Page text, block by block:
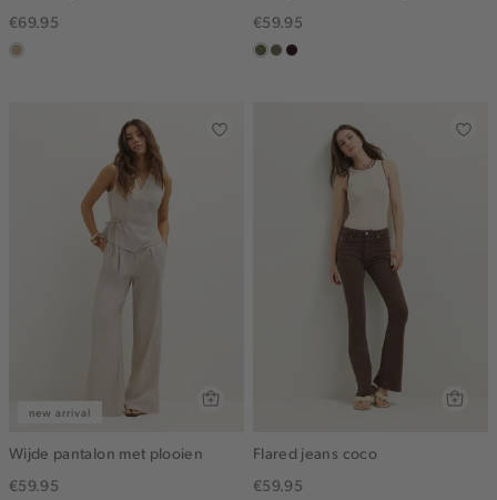
€69.95
zand
€59.95
groen,
middenbruin
bordeaux,
new arrival
Wijde pantalon met plooien
€59.95
Flared jeans coco
€59.95